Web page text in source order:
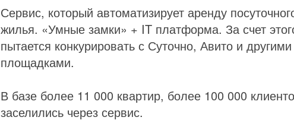
Сервис, который автоматизирует аренду
жилья. «Умные замки» + IT платформа. За счет
пытается конкурировать с Суточно, Авито и другими
площадками.
В базе более 11 000 квартир, более 100 000
заселились через сервис.